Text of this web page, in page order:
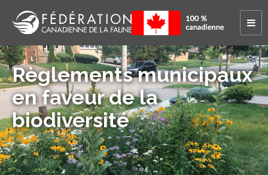
Règlements municipaux
en faveur de la
biodiversité